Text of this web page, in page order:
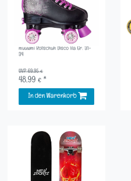
muuwmi Rollschuh Disco lila Gr. 31-
34
UVP 69,95 €
48,99 € *
In den Warenkorb